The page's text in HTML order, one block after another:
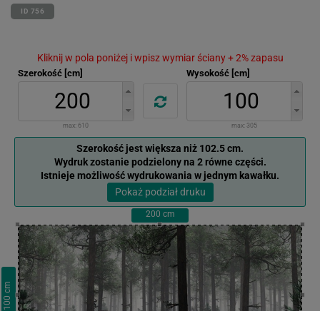
ID 756
Kliknij w pola poniżej i wpisz wymiar ściany + 2% zapasu
Szerokość [cm]
max: 610
Wysokość [cm]
max: 305
Szerokość jest większa niż 102.5 cm.
Wydruk zostanie podzielony na 2 równe części.
Istnieje możliwość wydrukowania w jednym kawałku.
Pokaż podział druku
200 cm
100
cm